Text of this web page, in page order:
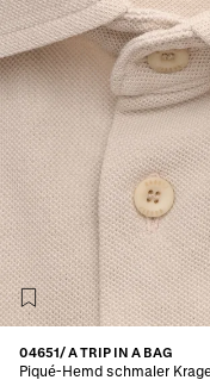
04651/ A TRIP IN A BAG
Piqué-Hemd schmaler